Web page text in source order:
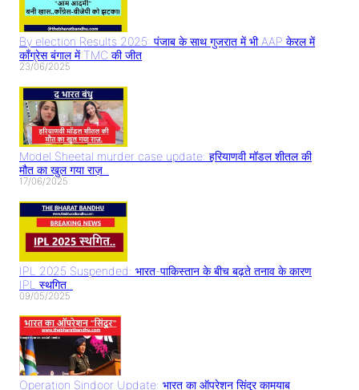
By election Results 2025: पंजाब के साथ गुजरात में भी AAP केरल में
काँग्रेस बंगाल में TMC की जीत
23/06/2025
Model Sheetal murder case update: हरियाणवी मॉडल शीतल की
मौत का खुल गया राज़..
17/06/2025
IPL 2025 Suspended: भारत-पाकिस्तान के बीच बढ़ते तनाव के कारण
IPL स्थगित..
09/05/2025
Operation Sindoor Update: भारत का ऑपरेशन सिंदूर कामयाब